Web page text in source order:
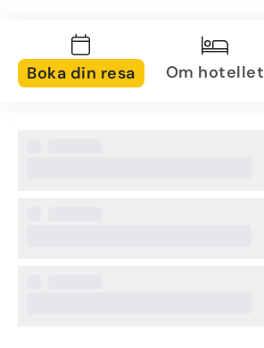
Boka din resa Om hotellet